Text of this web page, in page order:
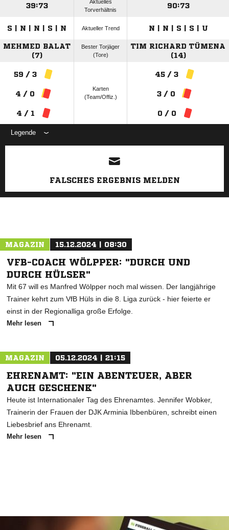
39:73
Aktuelles
Torverhältnis
90:73
S | N | N | S | N Aktueller Trend N | N | S | S | U
MEHMED BALAT
(7)
Bester Torjäger
(Tore)
TIM RICHARD TÜMENA
(14)
59 / 3
4 / 0
4 / 1
Karten
(Team/Offiz.)
45 / 3
3 / 0
0 / 0
Legende
ANZEIGE
FALSCHES ERGEBNIS MELDEN
MAGAZIN 15.12.2024 | 08:30
VFB-COACH WÖLPPER: "DURCH UND
DURCH HÜLSER"
Mit 67 will es Manfred Wölpper noch mal wissen. Der langjährige
Trainer kehrt zum VfB Hüls in die 8. Liga zurück - hier feierte er
einst in der Regionalliga große Erfolge.
Mehr lesen
MAGAZIN 05.12.2024 | 21:15
EHRENAMT: "EIN ABENTEUER, ABER
AUCH GESCHENK"
Heute ist Internationaler Tag des Ehrenamtes. Jennifer Wobker,
Trainerin der Frauen der DJK Arminia Ibbenbüren, schreibt einen
Liebesbrief ans Ehrenamt.
Mehr lesen